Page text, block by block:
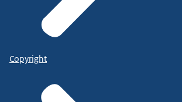
Copyright